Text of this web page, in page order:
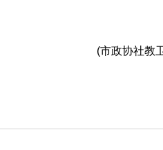
(市政协社教